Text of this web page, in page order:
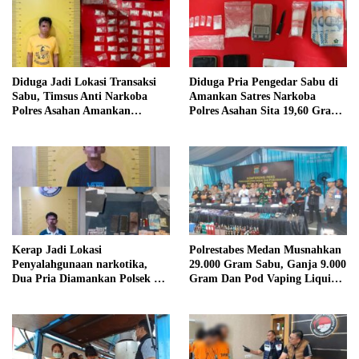
Diduga Jadi Lokasi Transaksi
Sabu, Timsus Anti Narkoba
Polres Asahan Amankan
Diduga Pria Pengedar Sabu di
Amankan Satres Narkoba
Polres Asahan Sita 19,60 Gram
Kerap Jadi Lokasi
Penyalahgunaan narkotika,
Dua Pria Diamankan Polsek Air
Polrestabes Medan Musnahkan
29.000 Gram Sabu, Ganja 9.000
Gram Dan Pod Vaping Liquid